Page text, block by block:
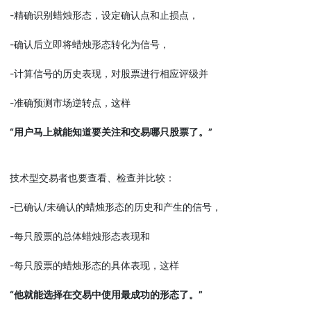
-精确识别蜡烛形态，设定确认点和止损点，
-确认后立即将蜡烛形态转化为信号，
-计算信号的历史表现，对股票进行相应评级并
-准确预测市场逆转点，这样
“用户马上就能知道要关注和交易哪只股票了。”
技术型交易者也要查看、检查并比较：
-已确认/未确认的蜡烛形态的历史和产生的信号，
-每只股票的总体蜡烛形态表现和
-每只股票的蜡烛形态的具体表现，这样
“他就能选择在交易中使用最成功的形态了。”